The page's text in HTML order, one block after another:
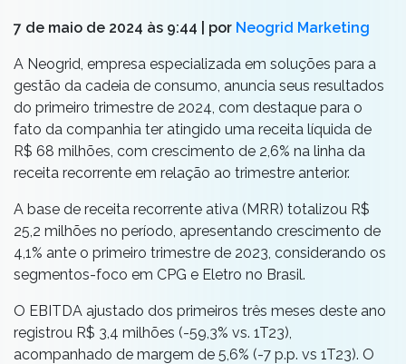
7 de maio de 2024 às 9:44 | por Neogrid Marketing
A Neogrid, empresa especializada em soluções para a
gestão da cadeia de consumo, anuncia seus resultados
do primeiro trimestre de 2024, com destaque para o
fato da companhia ter atingido uma receita líquida de
R$ 68 milhões, com crescimento de 2,6% na linha da
receita recorrente em relação ao trimestre anterior.
A base de receita recorrente ativa (MRR) totalizou R$
25,2 milhões no período, apresentando crescimento de
4,1% ante o primeiro trimestre de 2023, considerando os
segmentos-foco em CPG e Eletro no Brasil.
O EBITDA ajustado dos primeiros três meses deste ano
registrou R$ 3,4 milhões (-59,3% vs. 1T23),
acompanhado de margem de 5,6% (-7 p.p. vs 1T23). O